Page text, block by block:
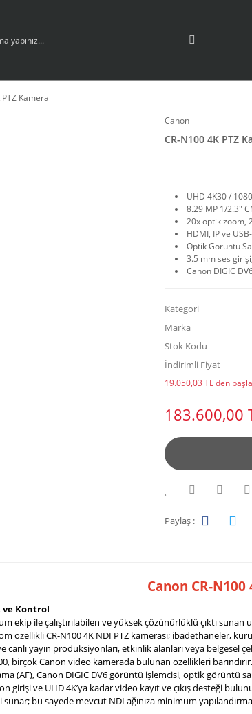
Kamera
Canon
CR-N100 4K PTZ
UHD 4K30 /
8.29 MP 1/2.3"
20x optik zoom,
HDMI, IP ve USB-
Optik Görüntü
3.5 mm ses
Canon DIGIC
Kategori
Marka
Stok Kodu
İndirimli Fiyat
19.050,03 TL den
183.600,00
Paylaş :
Canon CR-
Kontrol
ekip ile çalıştırılabilen ve yüksek çözünürlüklü çıktı
özellikli CR-N100 4K NDI PTZ kamerası; ibadethaneler,
canlı yayın prodüksiyonları, etkinlik alanları veya
birçok Canon video kamerada bulunan özellikleri
(AF), Canon DIGIC DV6 görüntü işlemcisi, optik görüntü
girişi ve UHD 4K’ya kadar video kayıt ve çıkış desteği
sunar; bu sayede mevcut NDI ağınıza minimum